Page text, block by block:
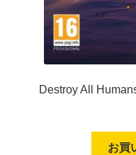
Destroy All
お買